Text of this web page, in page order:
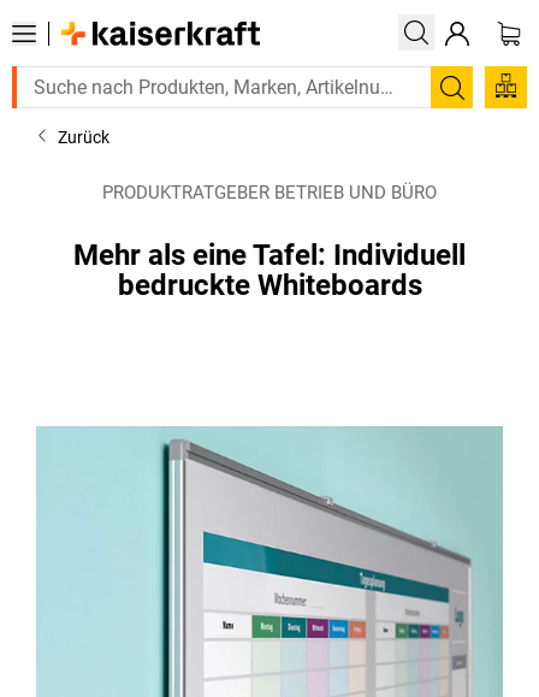
Suchen
Zurück
PRODUKTRATGEBER BETRIEB UND BÜRO
Mehr als eine Tafel: Individuell
bedruckte Whiteboards